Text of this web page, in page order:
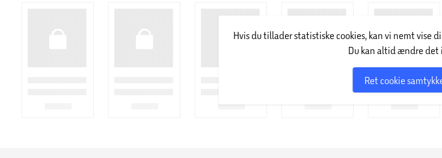
Hvis du tillader statistiske cookies, kan vi nemt vise
Du kan altid ændre det
Ret cookie